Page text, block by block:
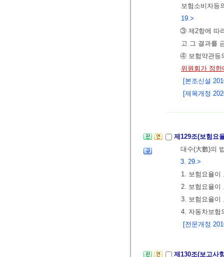
보험소비자등
19.>
③ 제2항에 따
고 그 결과를
④ 보험약관등
위원회가 정한
[본조신설
[제목개정
제129조(보험요
대수(大數)의
3. 29.>
1. 보험요율이
2. 보험요율이
3. 보험요율이
4. 자동차보험
[전문개정
제130조(보고사